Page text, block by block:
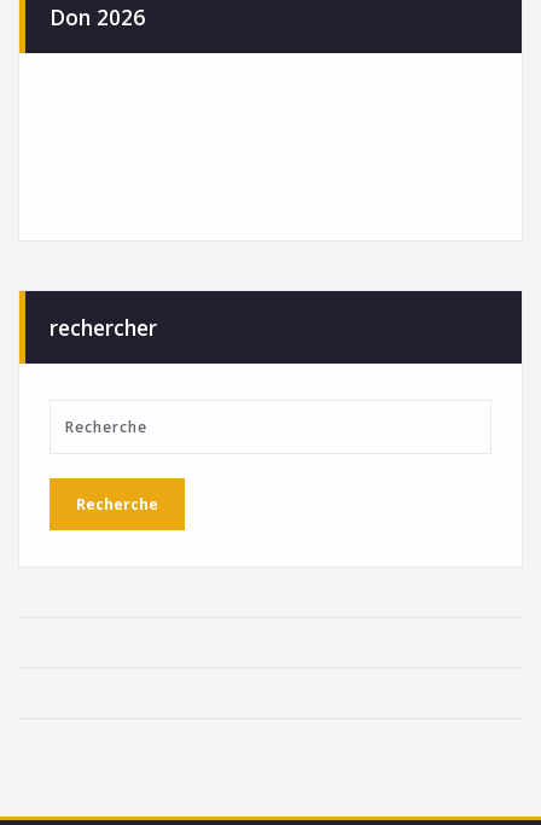
Don 2026
rechercher